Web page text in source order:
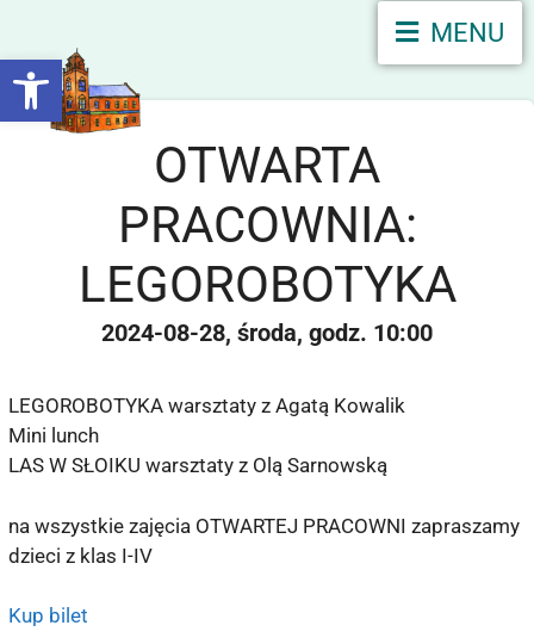
Otwórz pasek narzędzi
MENU
OTWARTA
PRACOWNIA:
LEGOROBOTYKA
2024-08-28 środa 10:00
LEGOROBOTYKA warsztaty z Agatą Kowalik
Mini lunch
LAS W SŁOIKU warsztaty z Olą Sarnowską
na wszystkie zajęcia OTWARTEJ PRACOWNI zapraszamy
dzieci z klas I-IV
Kup bilet